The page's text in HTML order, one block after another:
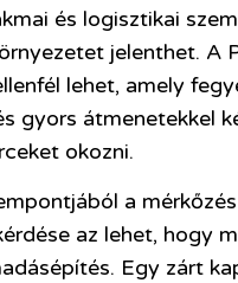
és logisztikai
jelenthet. A
lehet, amely
gyors átmenetekkel
okozni.
a
az lehet, hogy
Egy zárt